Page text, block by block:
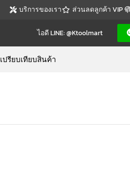
บริการของเรา ส่วนลดลูกค้า VIP
ไอดี LINE: @ktoolmart
เปรียบเทียบสินค้า